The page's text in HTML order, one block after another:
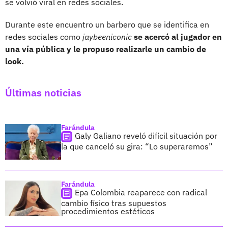
Durante este encuentro un barbero que se identifica en
redes sociales como jaybeeniconic se acercó al jugador en
una vía pública y le propuso realizarle un cambio de
look.
Últimas noticias
Farándula
Galy Galiano reveló difícil situación por
la que canceló su gira: “Lo superaremos”
Farándula
Epa Colombia reaparece con radical
cambio físico tras supuestos
procedimientos estéticos